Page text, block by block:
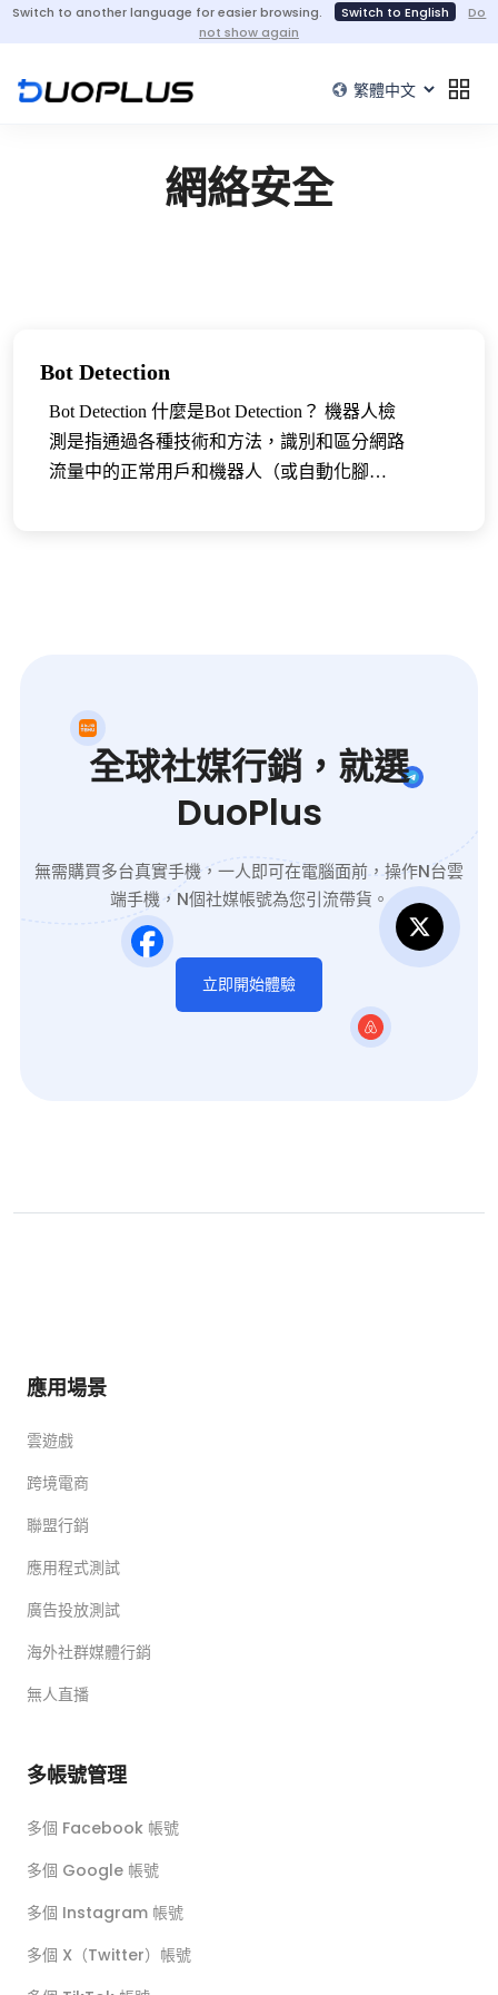
Switch to another language for easier browsing. Switch to English
Do
not show again
網絡安全
Bot Detection
Bot Detection 什麼是Bot Detection？ 機器人檢
測是指通過各種技術和方法，識別和區分網路
流量中的正常用戶和機器人（或自動化腳
全球社媒行銷，就選
DuoPlus
無需購買多台真實手機，一人即可在電腦面前，操作N台雲
端手機，N個社媒帳號為您引流帶貨。
立即開始體驗
應用場景
雲遊戲
跨境電商
聯盟行銷
應用程式測試
廣告投放測試
海外社群媒體行銷
無人直播
多帳號管理
多個 Facebook 帳號
多個 Google 帳號
多個 Instagram 帳號
多個 X（Twitter）帳號